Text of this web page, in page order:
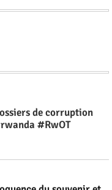
de corruption
#RwOT